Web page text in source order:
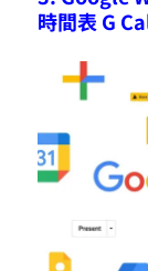
時間表 G